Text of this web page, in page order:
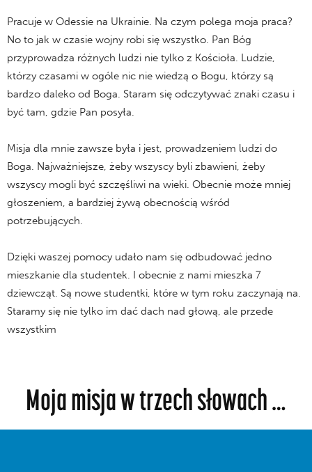
Pracuje w Odessie na Ukrainie. Na czym polega moja praca?
No to jak w czasie wojny robi się wszystko. Pan Bóg
przyprowadza różnych ludzi nie tylko z Kościoła. Ludzie,
którzy czasami w ogóle nic nie wiedzą o Bogu, którzy są
bardzo daleko od Boga. Staram się odczytywać znaki czasu i
być tam, gdzie Pan posyła.
Misja dla mnie zawsze była i jest, prowadzeniem ludzi do
Boga. Najważniejsze, żeby wszyscy byli zbawieni, żeby
wszyscy mogli być szczęśliwi na wieki. Obecnie może mniej
głoszeniem, a bardziej żywą obecnością wśród
potrzebujących.
Dzięki waszej pomocy udało nam się odbudować jedno
mieszkanie dla studentek. I obecnie z nami mieszka 7
dziewcząt. Są nowe studentki, które w tym roku zaczynają na.
Staramy się nie tylko im dać dach nad głową, ale przede
wszystkim
Moja misja w trzech słowach …